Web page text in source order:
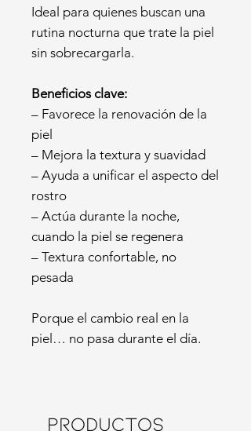
Ideal para quienes buscan una
rutina nocturna que trate la piel
sin sobrecargarla.
Beneficios clave:
– Favorece la renovación de la
piel
– Mejora la textura y suavidad
– Ayuda a unificar el aspecto del
rostro
– Actúa durante la noche,
cuando la piel se regenera
– Textura confortable, no
pesada
Porque el cambio real en la
piel… no pasa durante el día.
Productos